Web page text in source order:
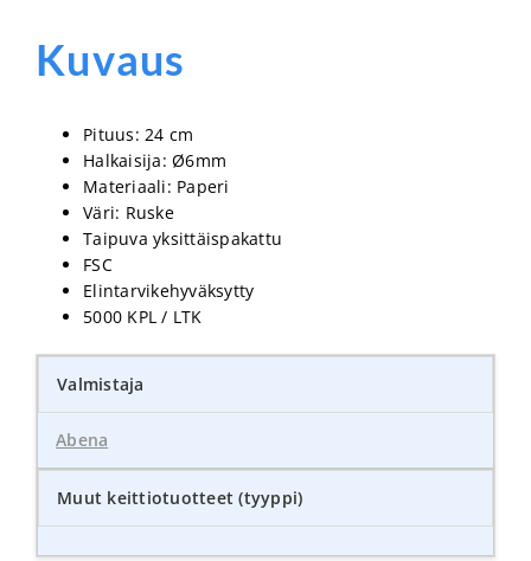
Kuvaus
Pituus: 24 cm
Halkaisija: Ø6mm
Materiaali: Paperi
Väri: Ruske
Taipuva yksittäispakattu
FSC
Elintarvikehyväksytty
5000 KPL / LTK
Valmistaja
Abena
Muut keittiotuotteet (tyyppi)